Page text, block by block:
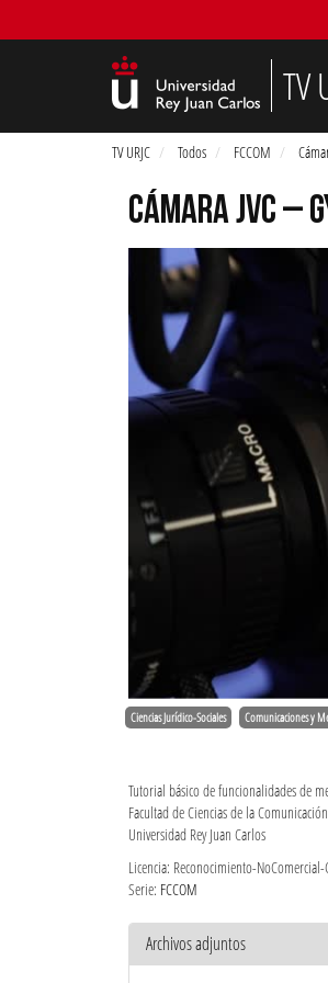
TV
TV URJC Todos FCCOM
CÁMARA JVC –
Ciencias Jurídico-Sociales Comunicaciones y
Tutorial básico de funcionalidades de
Facultad de Ciencias de la
Universidad Rey Juan Carlos
Licencia: Reconocimiento-
Serie: FCCOM
Archivos adjuntos